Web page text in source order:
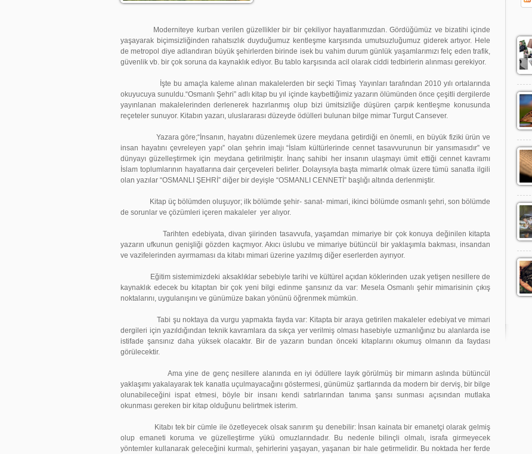
Moderniteye kurban verilen güzellikler bir bir çekiliyor hayatlarımızdan. Gördüğümüz ve bizatihi içinde
yaşayarak biçimsizliğinden rahatsızlık duyduğumuz kentleşme karşısında umutsuzluğumuz giderek artıyor. Hele
de metropol diye adlandıran büyük şehirlerden birinde isek bu vahim durum günlük yaşamlarımızı felç eden trafik,
güvenlik vb. bir çok soruna da kaynaklık ediyor. Bu tablo karşısında acil olarak ciddi tedbirlerin alınması gerekiyor.
İşte bu amaçla kaleme alınan makalelerden bir seçki Timaş Yayınları tarafından 2010 yılı ortalarında
okuyucuya sunuldu.“Osmanlı Şehri” adlı kitap bu yıl içinde kaybettiğimiz yazarın ölümünden önce çeşitli dergilerde
yayınlanan makalelerinden derlenerek hazırlanmış olup bizi ümitsizliğe düşüren çarpık kentleşme konusunda
reçeteler sunuyor. Kitabın yazarı, uluslararası düzeyde ödülleri bulunan bilge mimar Turgut Cansever.
Yazara göre;“İnsanın, hayatını düzenlemek üzere meydana getirdiği en önemli, en büyük fiziki ürün ve
insan hayatını çevreleyen yapı” olan şehrin imajı “İslam kültürlerinde cennet tasavvurunun bir yansımasıdır” ve
dünyayı güzelleştirmek için meydana getirilmiştir. İnanç sahibi her insanın ulaşmayı ümit ettiği cennet kavramı
İslam toplumlarının hayatlarına dair çerçeveleri belirler. Dolayısıyla başta mimarlık olmak üzere tümü sanatla ilgili
olan yazılar “OSMANLI ŞEHRİ” diğer bir deyişle “OSMANLI CENNETİ” başlığı altında derlenmiştir.
Kitap üç bölümden oluşuyor; ilk bölümde şehir- sanat- mimari, ikinci bölümde osmanlı şehri, son bölümde
de sorunlar ve çözümleri içeren makaleler yer alıyor.
Tarihten edebiyata, divan şiirinden tasavvufa, yaşamdan mimariye bir çok konuya değinilen kitapta
yazarın ufkunun genişliği gözden kaçmıyor. Akıcı üslubu ve mimariye bütüncül bir yaklaşımla bakması, insandan
ve vazifelerinden ayırmaması da kitabı mimari üzerine yazılmış diğer eserlerden ayırıyor.
Eğitim sistemimizdeki aksaklıklar sebebiyle tarihi ve kültürel açıdan köklerinden uzak yetişen nesillere de
kaynaklık edecek bu kitaptan bir çok yeni bilgi edinme şansınız da var: Mesela Osmanlı şehir mimarisinin çıkış
noktalarını, uygulanışını ve günümüze bakan yönünü öğrenmek mümkün.
Tabi şu noktaya da vurgu yapmakta fayda var: Kitapta bir araya getirilen makaleler edebiyat ve mimari
dergileri için yazıldığından teknik kavramlara da sıkça yer verilmiş olması hasebiyle uzmanlığınız bu alanlarda ise
istifade şansınız daha yüksek olacaktır. Bir de yazarın bundan önceki kitaplarını okumuş olmanın da faydası
görülecektir.
Ama yine de genç nesillere alanında en iyi ödüllere layık görülmüş bir mimarın aslında bütüncül
yaklaşımı yakalayarak tek kanatla uçulmayacağını göstermesi, günümüz şartlarında da modern bir derviş, bir bilge
olunabileceğini ispat etmesi, böyle bir insanı kendi satırlarından tanıma şansı sunması açısından mutlaka
okunması gereken bir kitap olduğunu belirtmek isterim.
Kitabı tek bir cümle ile özetleyecek olsak sanırım şu denebilir: İnsan kainata bir emanetçi olarak gelmiş
olup emaneti koruma ve güzelleştirme yükü omuzlarındadır. Bu nedenle bilinçli olmalı, israfa girmeyecek
yöntemler kullanarak geleceğini kurmalı, şehirlerini yaşayan, yaşanan bir hale getirmelidir. Bu noktada her ferde